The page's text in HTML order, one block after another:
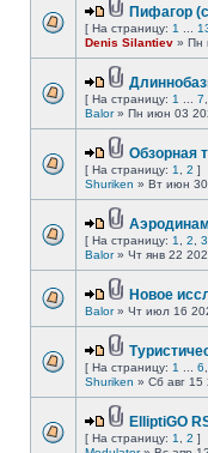
Пифагор
[ На страницу: 1
Denis Silantiev » Пн
[ На страницу: 1 7
Balor» Пн июн 03
Обзорная
[ На страницу: 1 2 ]
Shuriken » Вт июн
[ На страницу: 1 2 3
Balor» Чт янв 22
Новое
Balor» Чт июл 16
[ На страницу: 1 6
Shuriken » Сб авг 15
ElliptiGO
[ На страницу: 1 2 ]